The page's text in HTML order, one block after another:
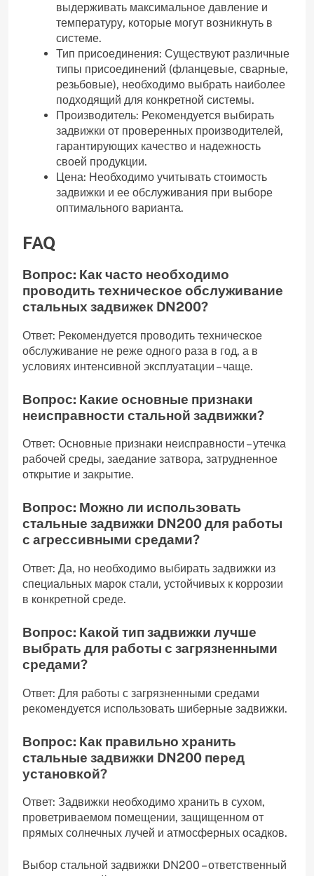
выдерживать максимальное давление и
температуру, которые могут возникнуть в
системе.
Тип присоединения: Существуют различные
типы присоединений (фланцевые, сварные,
резьбовые), необходимо выбрать наиболее
подходящий для конкретной системы.
Производитель: Рекомендуется выбирать
задвижки от проверенных производителей,
гарантирующих качество и надежность
своей продукции.
Цена: Необходимо учитывать стоимость
задвижки и ее обслуживания при выборе
оптимального варианта.
FAQ
Вопрос: Как часто необходимо
проводить техническое обслуживание
стальных задвижек DN200?
Ответ: Рекомендуется проводить техническое
обслуживание не реже одного раза в год, а в
условиях интенсивной эксплуатации – чаще.
Вопрос: Какие основные признаки
неисправности стальной задвижки?
Ответ: Основные признаки неисправности – утечка
рабочей среды, заедание затвора, затрудненное
открытие и закрытие.
Вопрос: Можно ли использовать
стальные задвижки DN200 для работы
с агрессивными средами?
Ответ: Да, но необходимо выбирать задвижки из
специальных марок стали, устойчивых к коррозии
в конкретной среде.
Вопрос: Какой тип задвижки лучше
выбрать для работы с загрязненными
средами?
Ответ: Для работы с загрязненными средами
рекомендуется использовать шиберные задвижки.
Вопрос: Как правильно хранить
стальные задвижки DN200 перед
установкой?
Ответ: Задвижки необходимо хранить в сухом,
проветриваемом помещении, защищенном от
прямых солнечных лучей и атмосферных осадков.
Выбор стальной задвижки DN200 – ответственный